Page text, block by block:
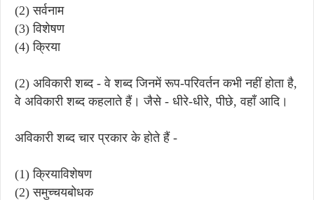
(2) सर्वनाम
(3) विशेषण
(4) क्रिया
(2) अविकारी शब्द - वे शब्द जिनमें रूप-परिवर्तन कभी नहीं होता है,
वे अविकारी शब्द कहलाते हैं। जैसे - धीरे-धीरे, पीछे, वहाँ आदि।
अविकारी शब्द चार प्रकार के होते हैं -
(1) क्रियाविशेषण
(2) समुच्चयबोधक